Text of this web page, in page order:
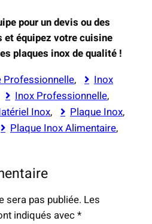
pour un devis ou des
équipez votre cuisine
plaques inox de qualité !
Professionnelle,
Inox
Inox Professionnelle
Inox, Plaque Inox
Plaque Inox Alimentaire
sera pas publiée. Les
indiqués avec*